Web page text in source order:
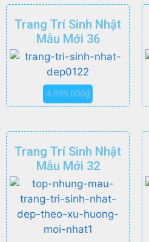
Trang Trí Sinh Nhật
Mẫu Mới 36
4.999.000₫
Trang Trí Sinh Nhật
Mẫu Mới 32